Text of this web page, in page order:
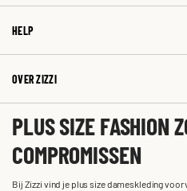
HELP
OVER ZIZZI
PLUS SIZE FASHION
COMPROMISSEN
Bij Zizzi vind je plus size dameskleding